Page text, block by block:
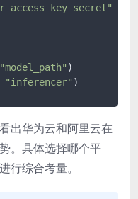
"model_path" )
"inferencer"
出华为云和阿里云在
。具体选择哪个平
行综合考量。